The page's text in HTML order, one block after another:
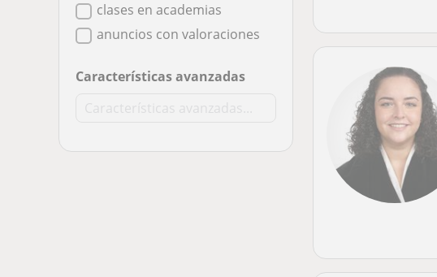
clases en academias
anuncios con valoraciones
Características avanzadas